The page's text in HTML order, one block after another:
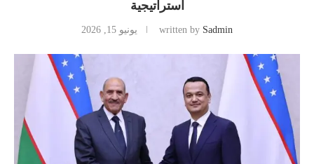
استراتيجية
written by Sadmin يونيو 15, 2026